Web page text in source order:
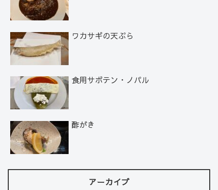
ワカサギの天ぷら
食用サボテン・ノパル
酢がき
アーカイブ